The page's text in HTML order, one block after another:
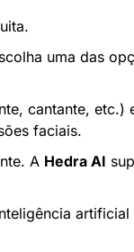
uma das
cantante, etc.)
faciais.
A Hedra AI
artificial